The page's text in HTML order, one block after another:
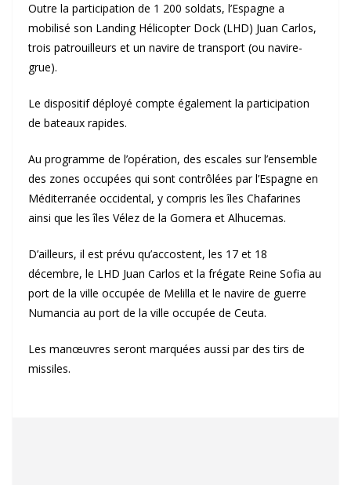
Outre la participation de 1 200 soldats, l’Espagne a
mobilisé son Landing Hélicopter Dock (LHD) Juan Carlos,
trois patrouilleurs et un navire de transport (ou navire-
grue).
Le dispositif déployé compte également la participation
de bateaux rapides.
Au programme de l’opération, des escales sur l’ensemble
des zones occupées qui sont contrôlées par l’Espagne en
Méditerranée occidental, y compris les îles Chafarines
ainsi que les îles Vélez de la Gomera et Alhucemas.
D’ailleurs, il est prévu qu’accostent, les 17 et 18
décembre, le LHD Juan Carlos et la frégate Reine Sofia au
port de la ville occupée de Melilla et le navire de guerre
Numancia au port de la ville occupée de Ceuta.
Les manœuvres seront marquées aussi par des tirs de
missiles.